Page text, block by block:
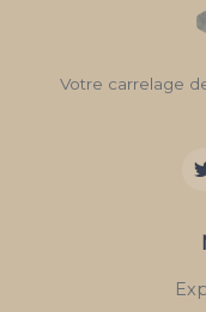
Votre carrelage